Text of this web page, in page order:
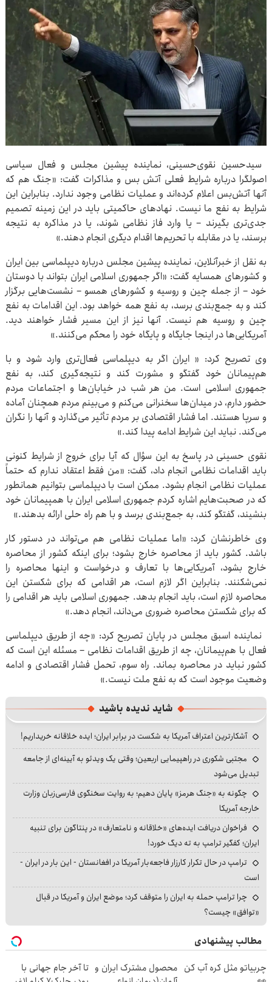
سیدحسین نقوی‌حسینی، نماینده پیشین مجلس و فعال سیاسی
اصولگرا درباره شرایط فعلی آتش بس و مذاکرات گفت: «جنگ هم که
آنها آتش‌بس اعلام کرده‌اند و عملیات نظامی وجود ندارد. بنابراین این
شرایط به نفع ما نیست. نهادهای حاکمیتی باید در این زمینه تصمیم
جدی‌تری بگیرند – یا وارد فاز نظامی شوند، یا در مذاکره به نتیجه
برسند، یا در مقابله با تحریم‌ها اقدام دیگری انجام دهند.»
به نقل از خبرآنلاین، نماینده پیشین مجلس درباره دیپلماسی بین ایران
و کشورهای همسایه گفت: «اگر جمهوری اسلامی ایران بتواند با دوستان
خود – از جمله چین و روسیه و کشورهای همسو – نشست‌هایی برگزار
کند و به جمع‌بندی برسد، به نفع همه خواهد بود. این اقدامات به نفع
چین و روسیه هم نیست. آنها نیز از این مسیر فشار خواهند دید.
آمریکایی‌ها در اینجا جایگاه و پایگاه خود را محکم می‌کنند.»
وی تصریح کرد: « ایران اگر به دیپلماسی فعال‌تری وارد شود و با
هم‌پیمانان خود گفتگو و مشورت کند و نتیجه‌گیری کند، به نفع
جمهوری اسلامی است. من هر شب در خیابان‌ها و اجتماعات مردم
حضور دارم، در میدان‌ها سخنرانی می‌کنم و می‌بینم مردم همچنان آماده
و سرپا هستند. اما فشار اقتصادی بر مردم تأثیر می‌گذارد و آنها را نگران
می‌کند. نباید این شرایط ادامه پیدا کند.»
نقوی حسینی در پاسخ به این سؤال که آیا برای خروج از شرایط کنونی
باید اقدامات نظامی انجام داد، گفت: «من فقط اعتقاد ندارم که حتماً
عملیات نظامی انجام بشود. ممکن است با دیپلماسی بتوانیم همانطور
که در صحبت‌هایم اشاره کردم جمهوری اسلامی ایران با همپیمانان خود
بنشیند، گفتگو کند، به جمع‌بندی برسد و با هم راه حلی ارائه بدهند.»
وی خاطرنشان کرد: «اما عملیات نظامی هم می‌تواند در دستور کار
باشد. کشور باید از محاصره خارج بشود؛ برای اینکه کشور از محاصره
خارج بشود، آمریکایی‌ها با تعارف و درخواست و اینها محاصره را
نمی‌شکنند. بنابراین اگر لازم است، هر اقدامی که برای شکستن این
محاصره لازم است، باید انجام بدهد. جمهوری اسلامی باید هر اقدامی را
که برای شکستن محاصره ضروری می‌داند، انجام دهد.»
نماینده اسبق مجلس در پایان تصریح کرد: «چه از طریق دیپلماسی
فعال با هم‌پیمانان، چه از طریق اقدامات نظامی – مسئله این است که
کشور نباید در محاصره بماند. راه سوم، تحمل فشار اقتصادی و ادامه
وضعیت موجود است که به نفع ملت نیست.»
شاید ندیده باشید
آشکارترین اعتراف آمریکا به شکست در برابر ایران؛ ایده خلاقانه خریداریم!
مجتبی شکوری در راهپیمایی اربعین؛ وقتی یک ویدئو به آیینه‌ای از جامعه
تبدیل می‌شود
چگونه به «جنگ هرمز» پایان دهیم؛ به روایت سخنگوی فارسی‌زبان وزارت
خارجه آمریکا
فراخوان دریافت ایده‌های «خلاقانه و نامتعارف» در پنتاگون برای تنبیه
ایران؛ کفگیر ترامپ به ته دیگ خورد!
ترامپ در حال تکرار کارزار فاجعه‌بار آمریکا در افغانستان - این بار در ایران -
است
چرا ترامپ حمله به ایران را متوقف کرد؛ موضع ایران و آمریکا در قبال
«توافق» چیست؟
مطالب پیشنهادی
چربیاتو مثل کره آب کن محصول مشترک ایران و تا آخر جام جهانی با